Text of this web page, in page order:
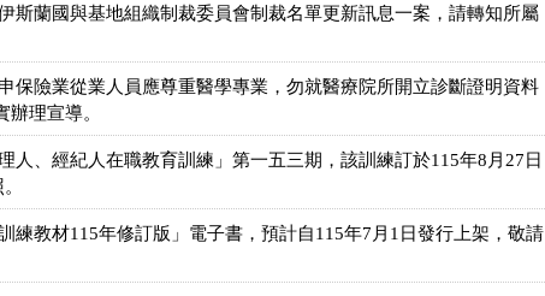
斯蘭國與基地組織制裁委員會制裁名單更新訊息一案，請轉知所屬
保險業從業人員應尊重醫學專業，勿就醫療院所開立診斷證明資料
理宣導。
人、經紀人在職教育訓練」第一五三期，該訓練訂於115年8月27日
練教材115年修訂版」電子書，預計自115年7月1日發行上架，敬請